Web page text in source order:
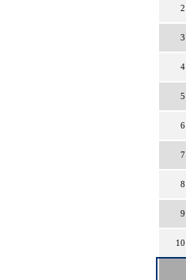
2
3
4
5
6
7
8
9
10